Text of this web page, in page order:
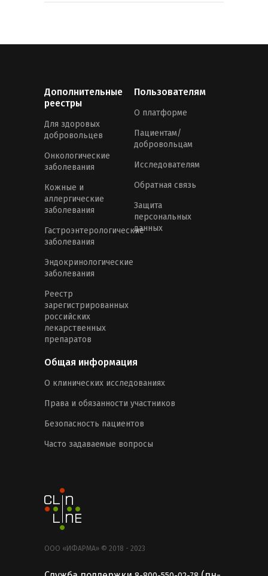
Дополнительные
реестры
Для здоровых
добровольцев
Онкологические
заболевания
Кожные и
аллергические
заболевания
Гастроэнтерологические
заболевания
Эндокринологические
заболевания
Реестр
зарегистрированных
российских
лекарственных
препаратов
Пользователям
О платформе
Пациентам/
добровольцам
Исследователям
Обратная связь
Защита
персональных
данных
Общая информация
О клинических исследованиях
Права и обязанности участников
Безопасность пациентов
Часто задаваемые вопросы
ООО «ИФАРМА» © 2018 - 2023